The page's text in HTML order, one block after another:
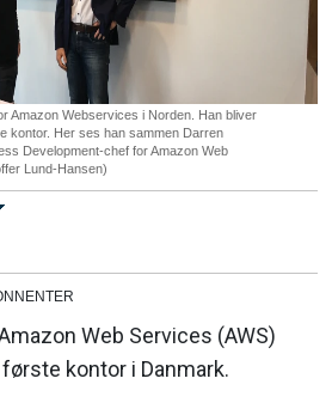
Amazon Webservices i Norden. Han bliver
kontor. Her ses han sammen Darren
Development-chef for Amazon Web
Lund-Hansen)
Web Services (AWS)
kontor i Danmark.